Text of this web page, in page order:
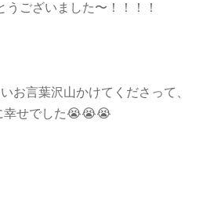
うございました〜！！！！
お言葉沢山かけてくださって、
幸せでした😭😭😭